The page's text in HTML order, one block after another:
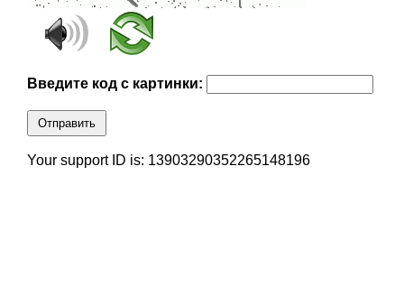
Введите код с картинки:
Отправить
Your support ID is: 13903290352265148196